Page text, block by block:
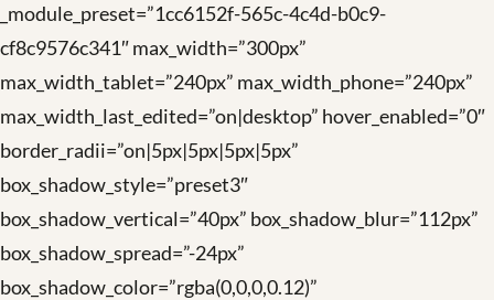
_module_preset=”1cc6152f-565c-4c4d-b0c9-
cf8c9576c341″ max_width=”300px”
max_width_tablet=”240px” max_width_phone=”240px”
max_width_last_edited=”on|desktop” hover_enabled=”0″
border_radii=”on|5px|5px|5px|5px”
box_shadow_style=”preset3″
box_shadow_vertical=”40px” box_shadow_blur=”112px”
box_shadow_spread=”-24px”
box_shadow_color=”rgba(0,0,0,0.12)”